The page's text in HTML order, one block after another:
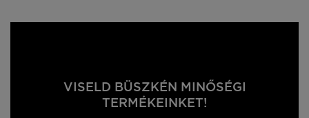
VISELD BÜSZKÉN MINŐSÉGI
TERMÉKEINKET!